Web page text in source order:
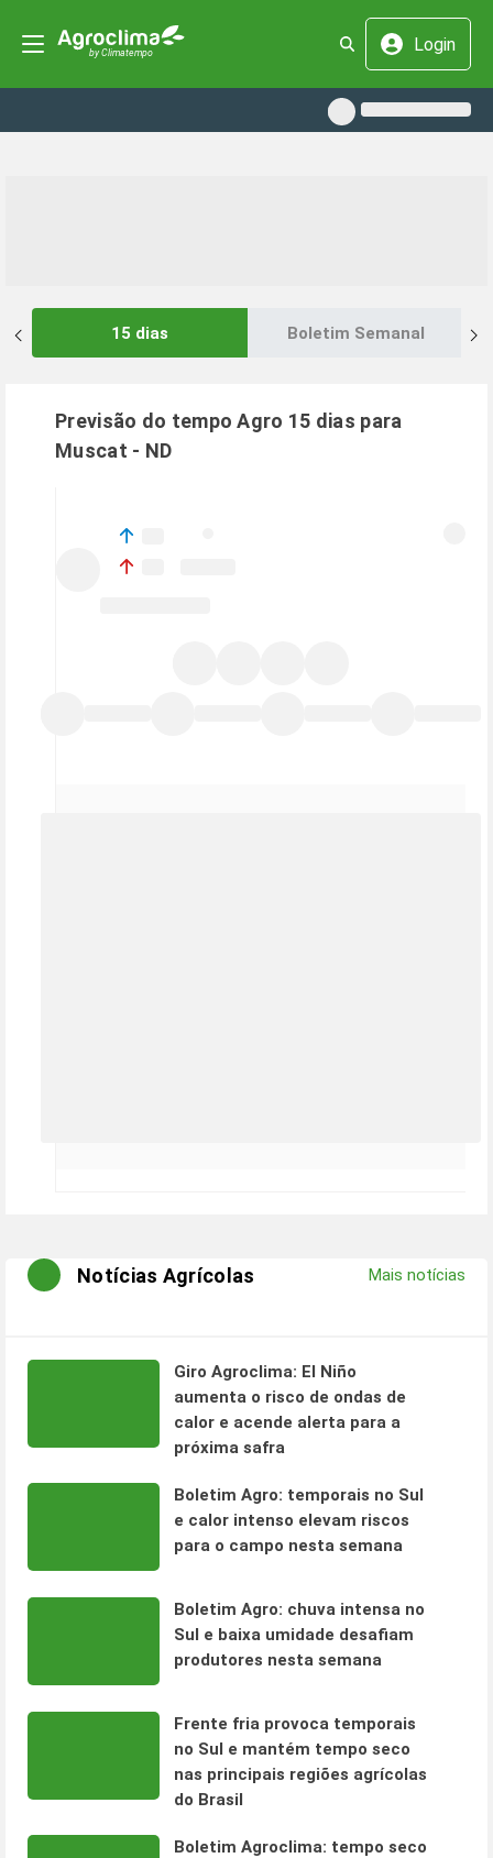
Login
15 dias Boletim Semanal
Previsão do tempo Agro 15 dias para
Muscat - ND
Notícias Agrícolas Mais notícias
Giro Agroclima: El Niño
aumenta o risco de ondas de
calor e acende alerta para a
próxima safra
Boletim Agro: temporais no Sul
e calor intenso elevam riscos
para o campo nesta semana
Boletim Agro: chuva intensa no
Sul e baixa umidade desafiam
produtores nesta semana
Frente fria provoca temporais
no Sul e mantém tempo seco
nas principais regiões agrícolas
do Brasil
Boletim Agroclima: tempo seco